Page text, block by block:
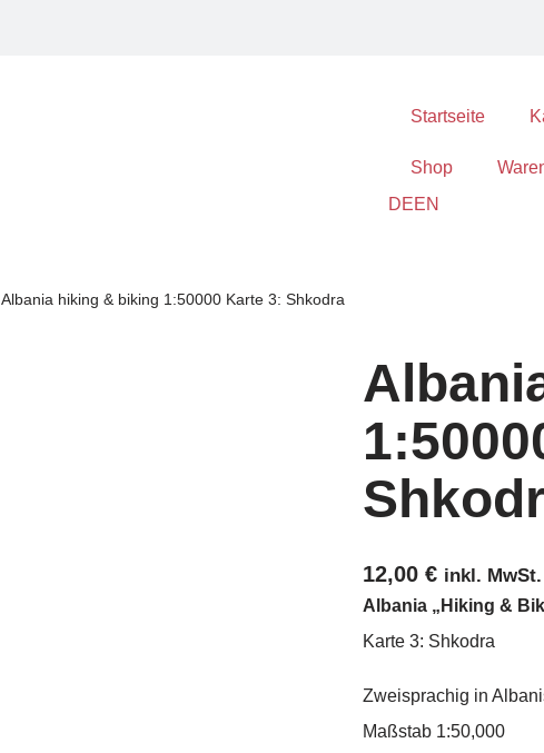
Startseite
Shop
DEEN
Albania hiking & biking 1:50000 Karte 3: Shkodra
12,00€ inkl. MwSt.
Albania „Hiking &
Karte 3: Shkodra
Zweisprachig in
Maßstab 1:50,000